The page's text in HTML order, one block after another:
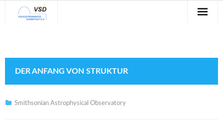
Veranstaltungen
Blog
DER ANFANG VON STRUKTUR
Smithsonian Astrophysical Observatory